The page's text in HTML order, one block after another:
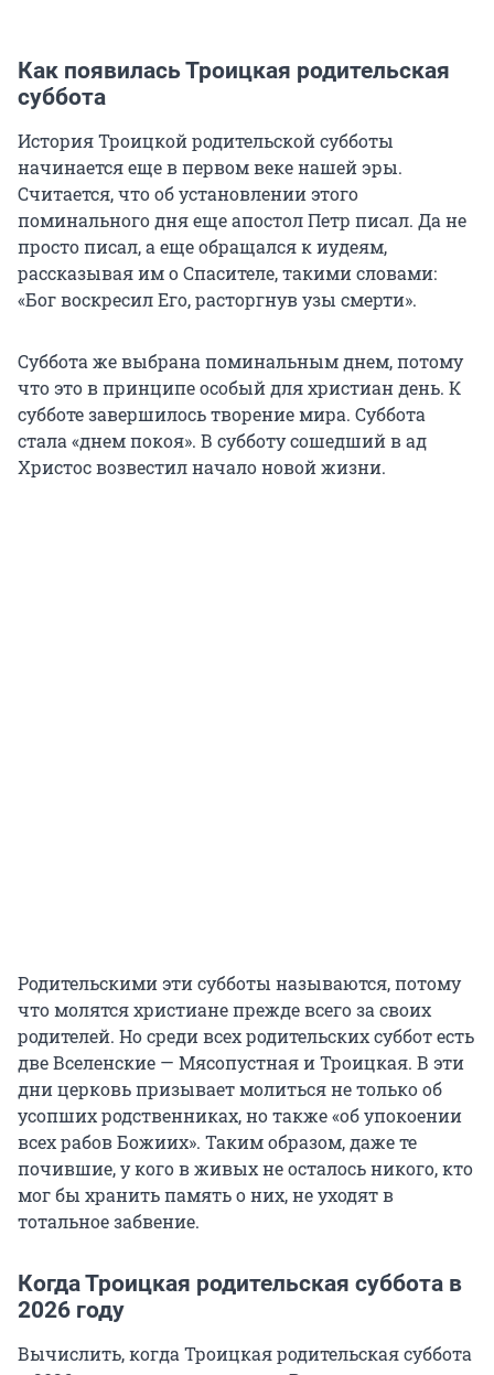
Как появилась Троицкая родительская
суббота
История Троицкой родительской субботы
начинается еще в первом веке нашей эры.
Считается, что об установлении этого
поминального дня еще апостол Петр писал. Да не
просто писал, а еще обращался к иудеям,
рассказывая им о Спасителе, такими словами:
«Бог воскресил Его, расторгнув узы смерти».
Суббота же выбрана поминальным днем, потому
что это в принципе особый для христиан день. К
субботе завершилось творение мира. Суббота
стала «днем покоя». В субботу сошедший в ад
Христос возвестил начало новой жизни.
Родительскими эти субботы называются, потому
что молятся христиане прежде всего за своих
родителей. Но среди всех родительских суббот есть
две Вселенские — Мясопустная и Троицкая. В эти
дни церковь призывает молиться не только об
усопших родственниках, но также «об упокоении
всех рабов Божиих». Таким образом, даже те
почившие, у кого в живых не осталось никого, кто
мог бы хранить память о них, не уходят в
тотальное забвение.
Когда Троицкая родительская суббота в
2026 году
Вычислить, когда Троицкая родительская суббота